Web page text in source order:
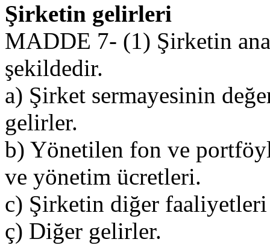
Şirketin gelirleri
MADDE 7- (1) Şirketin
şekildedir.
a) Şirket sermayesinin
gelirler.
b) Yönetilen fon ve
ve yönetim ücretleri.
c) Şirketin diğer
ç) Diğer gelirler.